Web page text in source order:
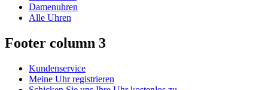
Damenuhren
Alle Uhren
Footer column 3
Kundenservice
Meine Uhr registrieren